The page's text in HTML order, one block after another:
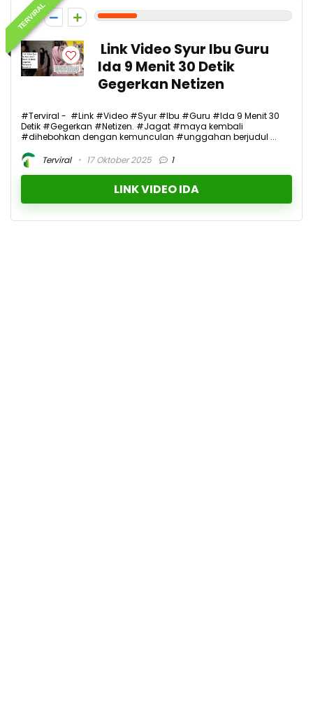
TERVIRAL
2
Link Video Syur Ibu Guru
Ida 9 Menit 30 Detik
Gegerkan Netizen
#Terviral - #Link #Video #Syur #Ibu #Guru #Ida 9 Menit 30
Detik #Gegerkan #Netizen. #Jagat #maya kembali
#dihebohkan dengan kemunculan #unggahan berjudul ...
Terviral
17 Oktober 2025 1
LINK VIDEO IDA